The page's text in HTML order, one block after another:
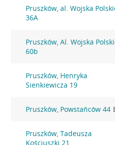
Pruszków, al. Wojska
36A
Pruszków, Al. Wojska
60b
Pruszków, Henryka
Sienkiewicza 19
Pruszków, Powstańców 44
Pruszków, Tadeusza
Kościuszki 21